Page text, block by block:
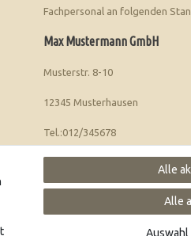
Fachpersonal an folgenden
Max Mustermann GmbH
Musterstr. 8-10
12345 Musterhausen
Tel.:012/345678
Muster Bürobedarf
Musterhauser Str. 116
Alle
Alle